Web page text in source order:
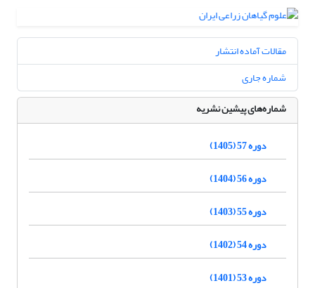
مقالات آماده انتشار
شماره جاری
شماره‌های پیشین نشریه
دوره 57 (1405)
دوره 56 (1404)
دوره 55 (1403)
دوره 54 (1402)
دوره 53 (1401)